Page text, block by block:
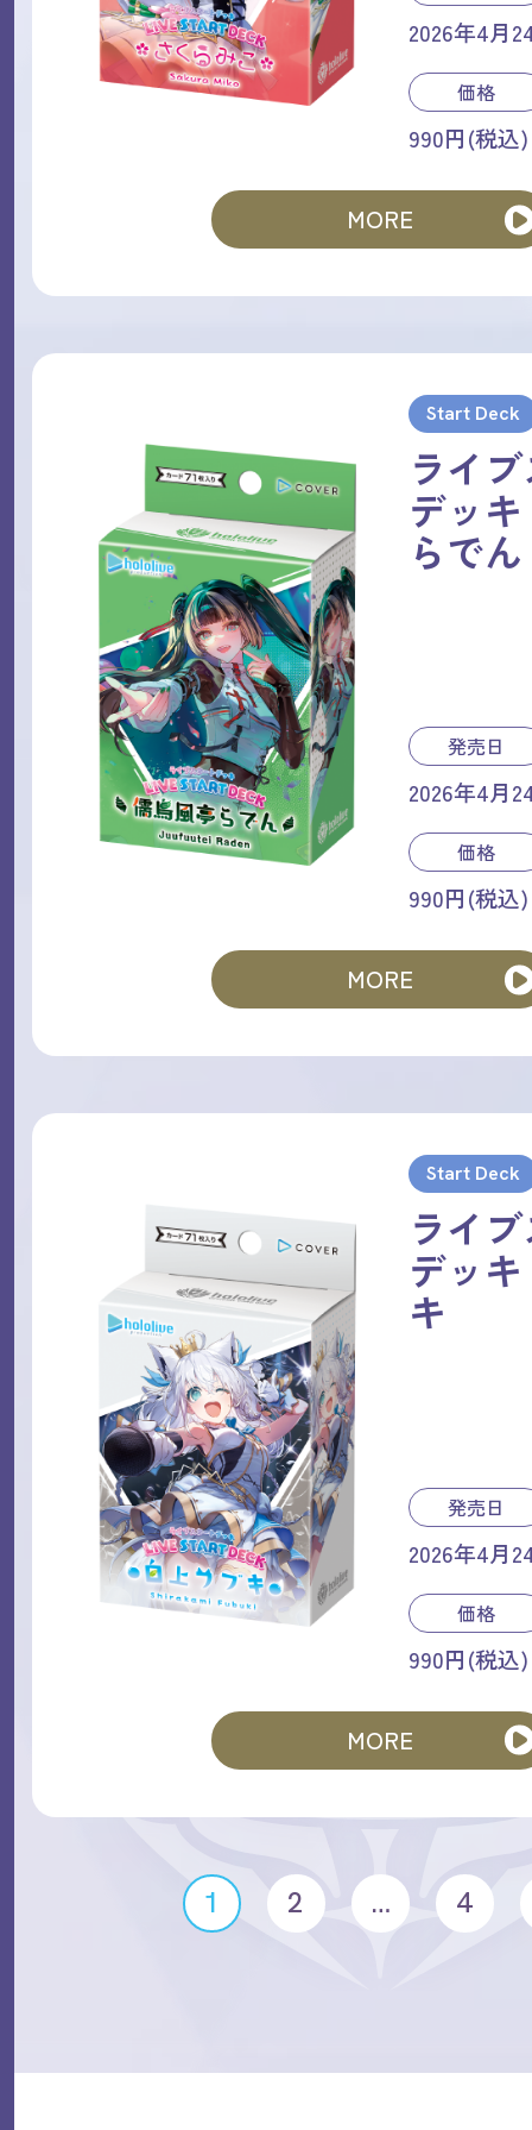
2026年4月
価格
990円(税込)
MORE
Start Deck
ライ
デッ
らでん
発売日
2026年4月
価格
990円(税込)
MORE
Start Deck
ライ
デッ
キ
発売日
2026年4月
価格
990円(税込)
MORE
1 2 … 4